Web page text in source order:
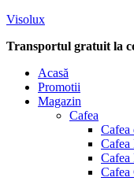
Visolux
Transportul gratuit la
Menu
Acasă
Promotii
Magazin
Cafea
Cafea
Cafea
Cafea
Cafea